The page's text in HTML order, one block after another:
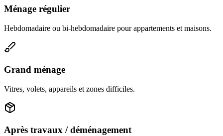
Ménage régulier
Hebdomadaire ou bi‑hebdomadaire pour appartements et maisons.
Grand ménage
Vitres, volets, appareils et zones difficiles.
Après travaux / déménagement